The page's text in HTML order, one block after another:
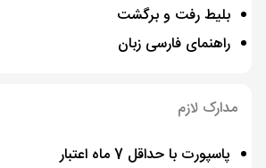
بلیط رفت و برگشت
راهنمای فارسی زبان
مدارک لازم
پاسپورت با حداقل 7 ماه اعتبار